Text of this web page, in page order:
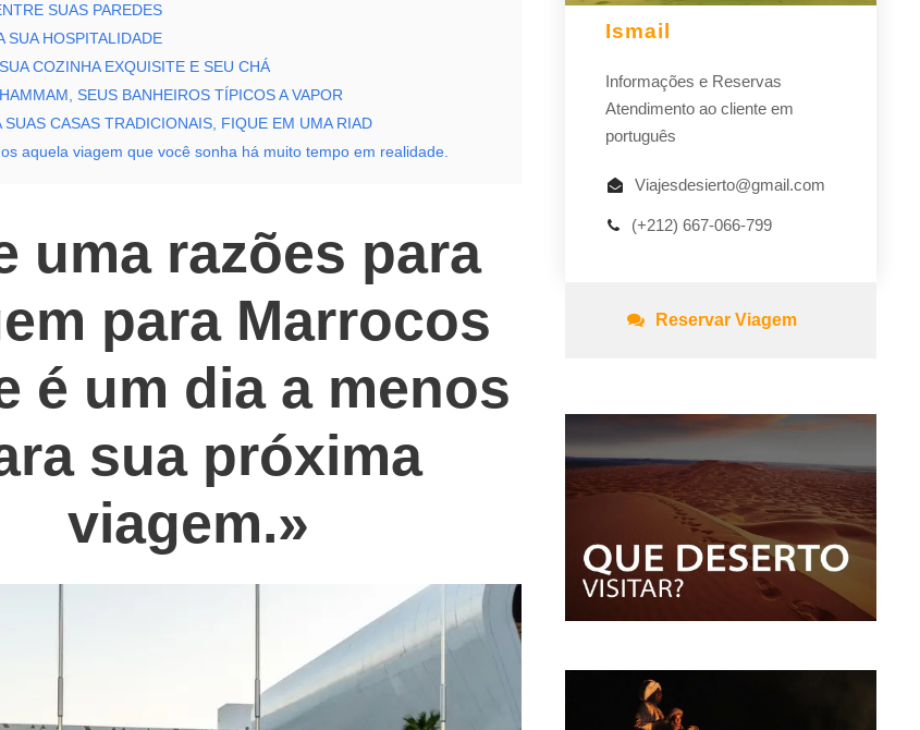
SUAS PAREDES
SUA HOSPITALIDADE
COZINHA EXQUISITE E SEU CHÁ
SEUS BANHEIROS TÍPICOS A VAPOR
SUAS CASAS TRADICIONAIS, FIQUE EM UMA RIAD
aquela viagem que você sonha há muito tempo em realidade.
uma razões para
para Marrocos
é um dia a menos
sua próxima
viagem.»
Ismail
Informações e Reservas
Atendimento ao cliente em
português
Viajesdesierto@gmail.com
(+212) 667-066-799
Reservar Viagem